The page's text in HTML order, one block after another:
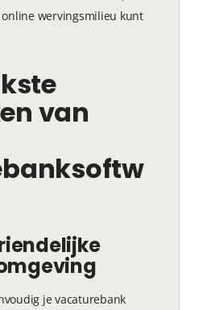
wervingsmilieu kunt
van
je vacaturebank